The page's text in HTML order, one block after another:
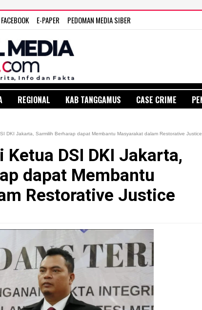
FACEBOOK E-PAPER PEDOMAN MEDIA SIBER
REGIONAL KAB TANGGAMUS CASE CRIME
DKI Jakarta, Sarmilih Berharap dapat Membantu Masyarakat dalam Restorative Justice
DSI DKI Jakarta,
dapat Membantu
Restorative Justice